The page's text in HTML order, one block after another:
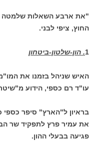
"את ארבע השאלות שלמטה
החוץ, ציפי לבני.
1. הון-שלטון-ביטחון
האיש שניהל בזמנו את
עו"ד רם כספי, הידוע
בראיון ל"הארץ" סיפר כספי
את עמיר פרץ לתפקיד שר
פגיעה בבעלי ההון.